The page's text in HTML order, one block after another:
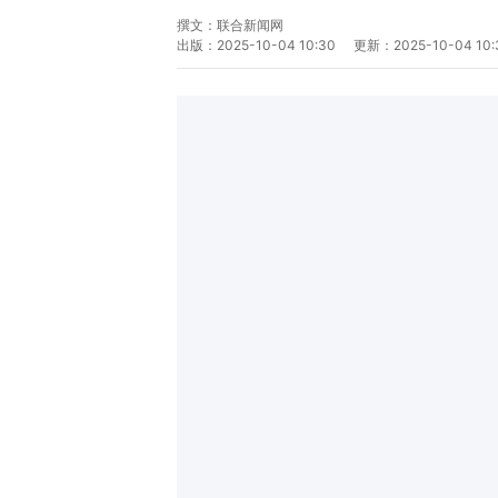
撰文： 联合新闻网
出版： 2025-10-04 10:30 更新： 2025-10-04